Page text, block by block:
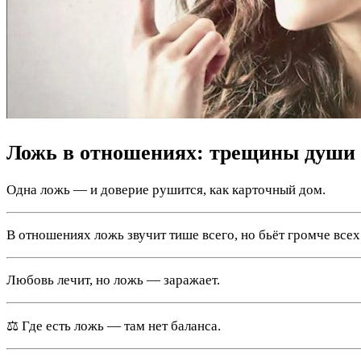
Ложь в отношениях: трещины души
Одна ложь — и доверие рушится, как карточный дом.
В отношениях ложь звучит тише всего, но бьёт громче
Любовь лечит, но ложь — заражает.
⚖️ Где есть ложь — там нет баланса.